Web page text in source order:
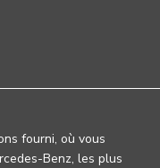
fourni, où vous
Benz, les plus